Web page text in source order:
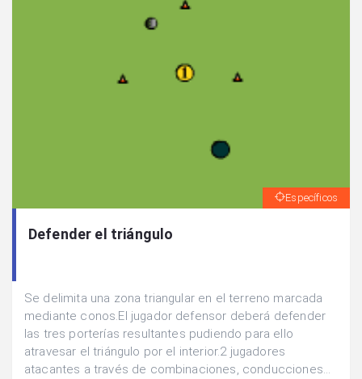
Específicos
Defender el triángulo
Se delimita una zona triangular en el terreno marcada
mediante conos.El jugador defensor deberá defender
las tres porterías resultantes pudiendo para ello
atravesar el triángulo por el interior.2 jugadores
atacantes a través de combinaciones, conducciones...